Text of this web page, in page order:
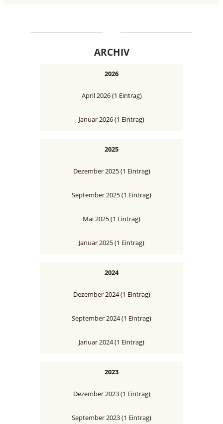
ARCHIV
2026
April 2026 (1 Eintrag)
Januar 2026 (1 Eintrag)
2025
Dezember 2025 (1 Eintrag)
September 2025 (1 Eintrag)
Mai 2025 (1 Eintrag)
Januar 2025 (1 Eintrag)
2024
Dezember 2024 (1 Eintrag)
September 2024 (1 Eintrag)
Januar 2024 (1 Eintrag)
2023
Dezember 2023 (1 Eintrag)
September 2023 (1 Eintrag)